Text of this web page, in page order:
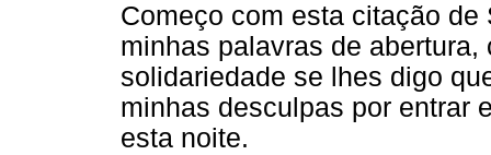
Começo com esta citação
minhas palavras de
solidariedade se lhes digo
minhas desculpas por entrar
esta noite.